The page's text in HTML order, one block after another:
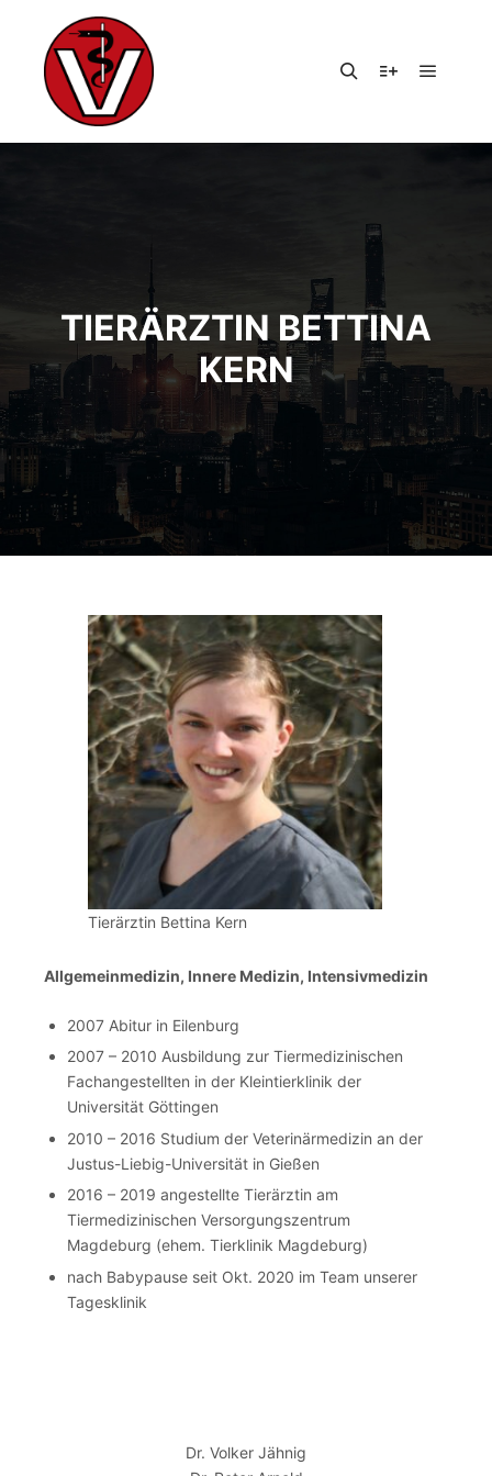
TIERÄRZTIN BETTINA
KERN
Tierärztin Bettina Kern
Allgemeinmedizin, Innere Medizin, Intensivmedizin
2007 Abitur in Eilenburg
2007 – 2010 Ausbildung zur Tiermedizinischen
Fachangestellten in der Kleintierklinik der
Universität Göttingen
2010 – 2016 Studium der Veterinärmedizin an der
Justus-Liebig-Universität in Gießen
2016 – 2019 angestellte Tierärztin am
Tiermedizinischen Versorgungszentrum
Magdeburg (ehem. Tierklinik Magdeburg)
nach Babypause seit Okt. 2020 im Team unserer
Tagesklinik
Dr. Volker Jähnig